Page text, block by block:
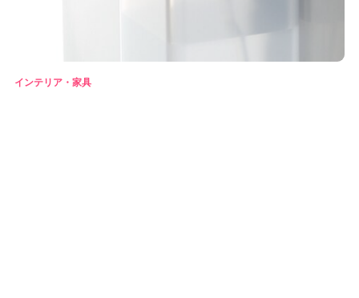
インテリア・家具